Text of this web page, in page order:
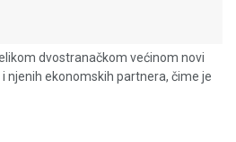
dvostranačkom većinom novi
njenih ekonomskih partnera, čime je